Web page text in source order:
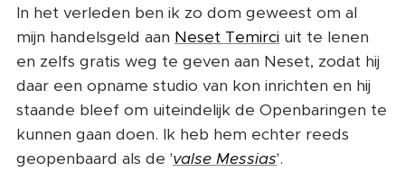
In het verleden ben ik zo dom geweest om al
mijn handelsgeld aan Neset Temirci uit te lenen
en zelfs gratis weg te geven aan Neset, zodat hij
daar een opname studio van kon inrichten en hij
staande bleef om uiteindelijk de Openbaringen te
kunnen gaan doen. Ik heb hem echter reeds
geopenbaard als de 'valse Messias'.